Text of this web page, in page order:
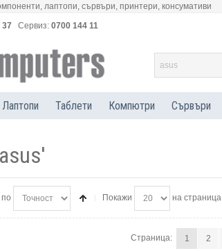
лаптопи, сървъри, принтери, консумативи
37 Сервиз: 0700 144 11
Лаптопи Таблети Компютри Сървъри
Покажи на страница
Страница: 1 2